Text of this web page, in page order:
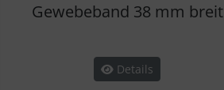
Gewebeband 38 mm breit
Details